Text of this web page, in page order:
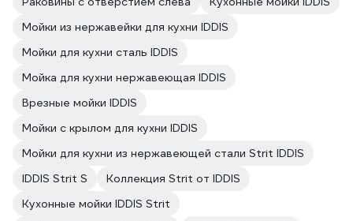
Мойки из нержавейки для кухни IDDIS
Мойки для кухни сталь IDDIS
Мойка для кухни нержавеющая IDDIS
Врезные мойки IDDIS
Мойки с крылом для кухни IDDIS
Мойки для кухни из нержавеющей стали Strit IDDIS
IDDIS Strit S
Коллекция Strit от IDDIS
Кухонные мойки IDDIS Strit